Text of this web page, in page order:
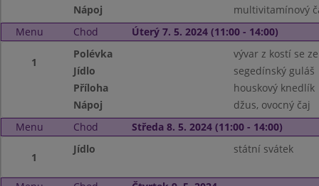
Nápoj
multivitamínový
Menu
Chod Úterý 7. 5. 2024 (11:00 - 14:00)
1
Polévka
vývar z kostí se
Jídlo
segedínský guláš
Příloha
houskový knedlík
Nápoj
džus, ovocný čaj
Menu
Chod Středa 8. 5. 2024 (11:00 - 14:00)
1
Jídlo státní svátek